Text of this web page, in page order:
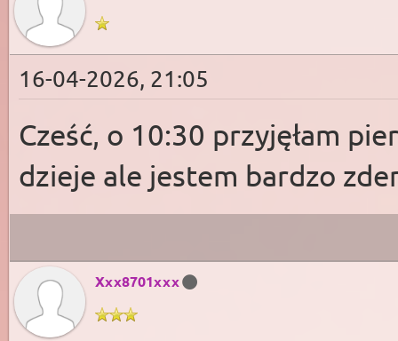
16-04-2026, 21:05
Cześć, o 10:30 przyjęłam
dzieje ale jestem bardzo
Xxx8701xxx